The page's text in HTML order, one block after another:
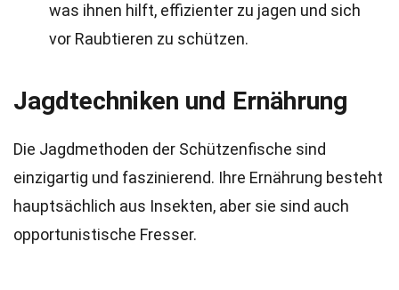
was ihnen hilft, effizienter zu jagen und sich
vor Raubtieren zu schützen.
Jagdtechniken und Ernährung
Die Jagdmethoden der Schützenfische sind
einzigartig und faszinierend. Ihre Ernährung besteht
hauptsächlich aus Insekten, aber sie sind auch
opportunistische Fresser.